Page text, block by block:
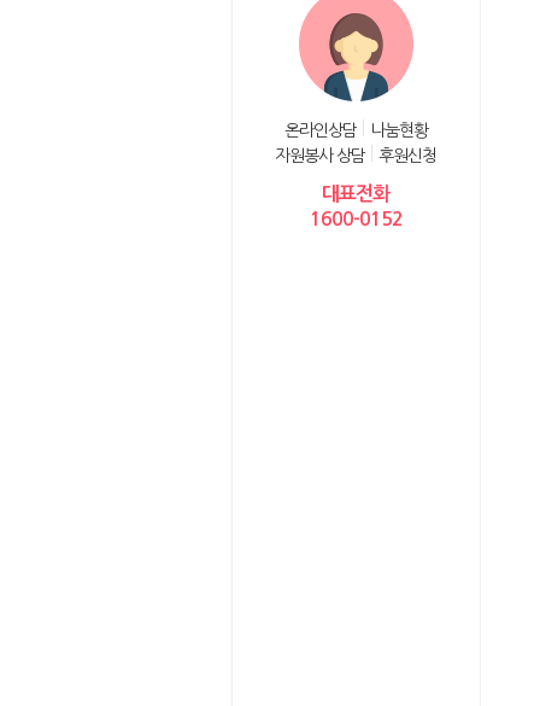
온라인상담
나눔현황
자원봉사 상담
후원신청
대표전화
1600-0152